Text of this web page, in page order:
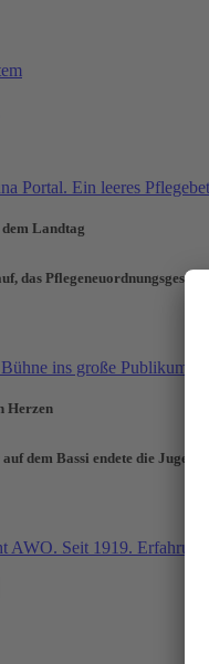
Landtag
das Pflegeneuordnungsgesetz
Herzen
dem Bassi endete die